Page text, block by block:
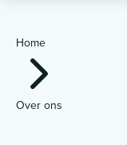
Home
Over ons